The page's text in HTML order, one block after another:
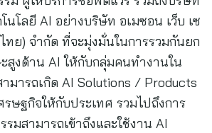
โลยี AI อย่างบริษัท อเมซอน เว็บ เซ
ทย) จำกัด ที่จะมุ่งมั่นในการรวมกันยก
สูงด้าน AI ให้กับกลุ่มคนทำงานใน
มารถเกิด AI Solutions / Products
ษฐกิจให้กับประเทศ รวมไปถึงการ
มสามารถเข้าถึงและใช้งาน AI